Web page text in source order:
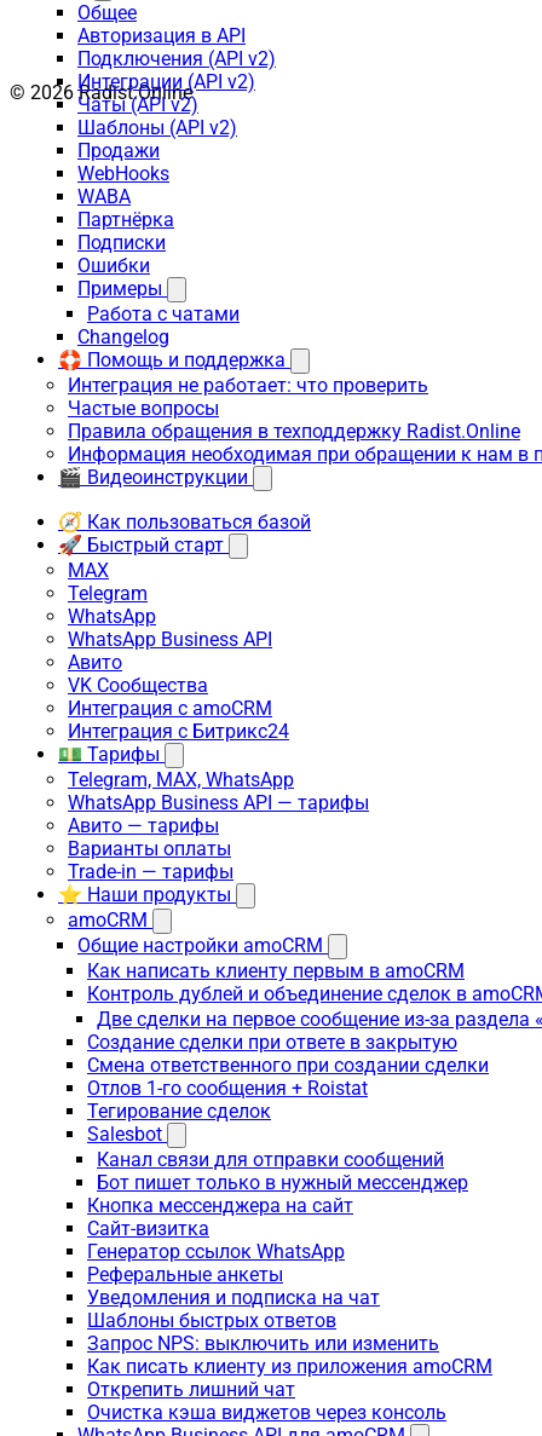
Общее
Авторизация в API
Подключения (API v2)
Интеграции (API v2)
Чаты (API v2)
Шаблоны (API v2)
Продажи
WebHooks
WABA
Партнёрка
Подписки
Ошибки
Примеры
Работа с чатами
Changelog
🛟 Помощь и поддержка
Интеграция не работает: что проверить
Частые вопросы
Правила обращения в техподдержку Radist.Online
Информация необходимая при обращении к нам в
🎬 Видеоинструкции
🧭 Как пользоваться базой
🚀 Быстрый старт
MAX
Telegram
WhatsApp
WhatsApp Business API
Авито
VK Сообщества
Интеграция с amoCRM
Интеграция с Битрикс24
💵 Тарифы
Telegram, MAX, WhatsApp
WhatsApp Business API — тарифы
Авито — тарифы
Варианты оплаты
Trade-in — тарифы
⭐ Наши продукты
amoCRM
Общие настройки amoCRM
Как написать клиенту первым в amoCRM
Контроль дублей и объединение сделок в
Две сделки на первое сообщение из-за раздела
Создание сделки при ответе в закрытую
Смена ответственного при создании сделки
Отлов 1-го сообщения + Roistat
Тегирование сделок
Salesbot
Канал связи для отправки сообщений
Бот пишет только в нужный мессенджер
Кнопка мессенджера на сайт
Сайт-визитка
Генератор ссылок WhatsApp
Реферальные анкеты
Уведомления и подписка на чат
Шаблоны быстрых ответов
Запрос NPS: выключить или изменить
Как писать клиенту из приложения amoCRM
Открепить лишний чат
Очистка кэша виджетов через консоль
© 2026 Radist.Online